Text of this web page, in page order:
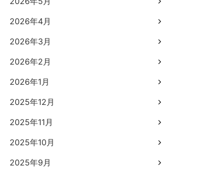
2026年4月
2026年3月
2026年2月
2026年1月
2025年12月
2025年11月
2025年10月
2025年9月